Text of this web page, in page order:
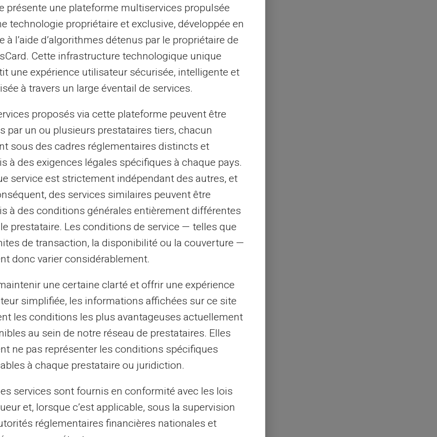
distincts de la
peuvent augmenter
retraits dans des devises différentes. La
Mastercard est accepté, offre une
inférieurs à ceux d'une banque
internationales.
desvirements internationaux
sans frais cachés, ce qui
voyageurs fréquents ou les
étrangers.
caractéristique clé
Veritas est le contrôle des dépenses
que le montant préchargé, il est
aide à éviter les frais liés au
de crédit conventionnelles.
particulièrement attirante pour les
ainsi que pour toute personne
mensuelles.
présente une plateforme multiservices propulsée
technologie propriétaire et exclusive, développée en
à l’aide d’algorithmes détenus par le propriétaire de
Cette infrastructure technologique unique
une expérience utilisateur sécurisée, intelligente et
à travers un large éventail de services.
proposés via cette plateforme peuvent être
par un ou plusieurs prestataires tiers, chacun
sous des cadres réglementaires distincts et
à des exigences légales spécifiques à chaque pays.
service est strictement indépendant des autres, et
des services similaires peuvent être
à des conditions générales entièrement différentes
prestataire. Les conditions de service — telles que
de transaction, la disponibilité ou la couverture —
donc varier considérablement.
une certaine clarté et offrir une expérience
simplifiée, les informations affichées sur ce site
les conditions les plus avantageuses actuellement
au sein de notre réseau de prestataires. Elles
ne pas représenter les conditions spécifiques
à chaque prestataire ou juridiction.
services sont fournis en conformité avec les lois
et, lorsque c’est applicable, sous la supervision
réglementaires financières nationales et